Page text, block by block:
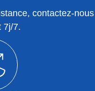
contactez-nous
7j/7.